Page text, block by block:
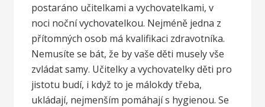
postaráno učitelkami a vychovatelkami, v
noci noční vychovatelkou. Nejméně jedna z
přítomných osob má kvalifikaci zdravotníka.
Nemusíte se bát, že by vaše děti musely vše
zvládat samy. Učitelky a vychovatelky děti pro
jistotu budí, i když to je málokdy třeba,
ukládají, nejmenším pomáhají s hygienou. Se